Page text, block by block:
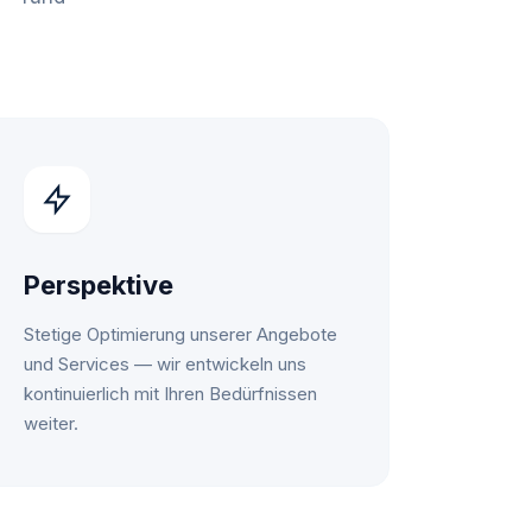
Perspektive
Stetige Optimierung unserer Angebote
und Services — wir entwickeln uns
kontinuierlich mit Ihren Bedürfnissen
weiter.